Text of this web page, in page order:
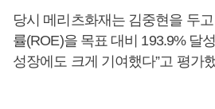
당시 메리츠화재는 김중현을 두
률(ROE)을 목표 대비 193.9% 달
성장에도 크게 기여했다”고 평가